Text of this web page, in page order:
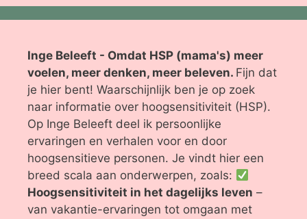
Inge Beleeft - Omdat HSP (mama's) meer
voelen, meer denken, meer beleven. Fijn dat
je hier bent! Waarschijnlijk ben je op zoek
naar informatie over hoogsensitiviteit (HSP).
Op Inge Beleeft deel ik persoonlijke
ervaringen en verhalen voor en door
hoogsensitieve personen. Je vindt hier een
breed scala aan onderwerpen, zoals:
Hoogsensitiviteit in het dagelijks leven –
van vakantie-ervaringen tot omgaan met